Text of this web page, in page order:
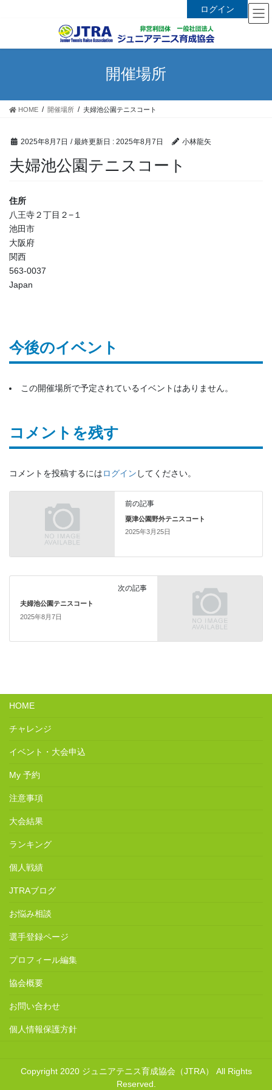
ログイン
テ
移
ゲ
ン
開催場所
HOME 開催場所 夫婦池公園テニスコート
2025年8月7日 / 最終更新日 : 2025年8月7日 小林龍矢
夫婦池公園テニスコート
住所
八王寺２丁目２−１
池田市
大阪府
関西
563-0037
Japan
今後のイベント
この開催場所で予定されているイベントはありません。
コメントを残す
コメントを投稿するにはログイン してください。
前の記事
粟津公園野外テニスコート
2025年3月25日
次の記事
夫婦池公園テニスコート
2025年8月7日
HOME
チャレンジ
イベント・大会申込
My 予約
注意事項
大会結果
ランキング
個人戦績
JTRAブログ
お悩み相談
選手登録ページ
プロフィール編集
協会概要
お問い合わせ
個人情報保護方針